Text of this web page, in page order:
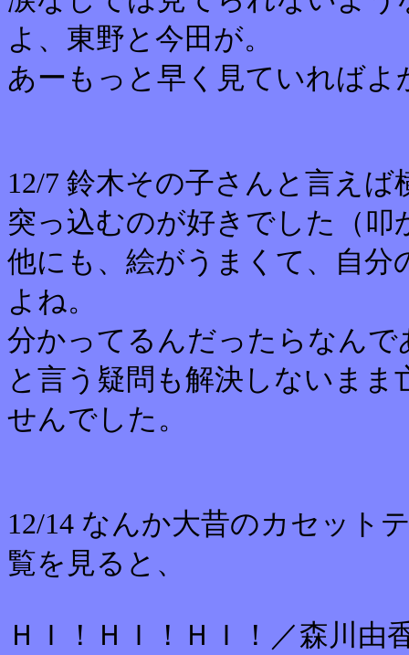
よ、東野と今田が。
あーもっと早く見ていればよ
12/7 鈴木その子さんと言え
突っ込むのが好きでした（
他にも、絵がうまくて、自
よね。
分かってるんだったらなん
と言う疑問も解決しないま
せんでした。
12/14 なんか大昔のカセット
覧を見ると、
ＨＩ！ＨＩ！ＨＩ！／森川由